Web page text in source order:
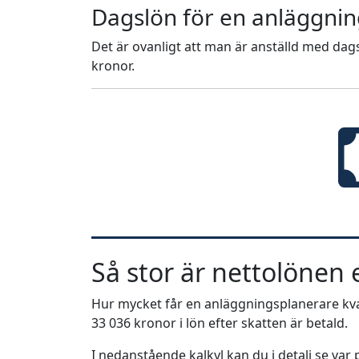
Dagslön för en
Det är ovanligt att man är anställd med
kronor.
Så stor är nettolönen
Hur mycket får en anläggningsplanerare
33 036 kronor i lön efter skatten är betald.
I nedanstående kalkyl kan du i detalj se